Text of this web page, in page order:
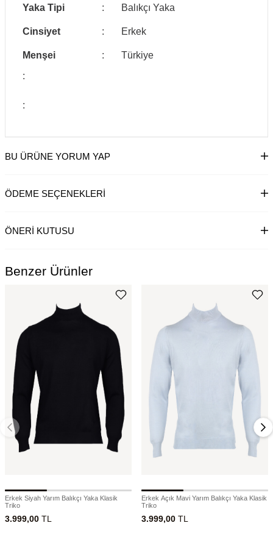
Yaka Tipi : Balıkçı Yaka
Cinsiyet : Erkek
Menşei :
Türkiye
:
:
BU ÜRÜNE YORUM YAP
ÖDEME SEÇENEKLERI
ÖNERI KUTUSU
Benzer Ürünler
Erkek Siyah Yarım Balıkçı Yaka Klasik
Triko
3.999,00 TL
Erkek Açık Mavi Yarım Balıkçı Yaka Klasik
Triko
3.999,00 TL